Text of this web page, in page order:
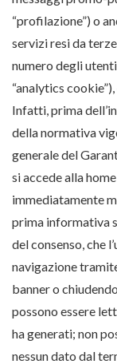
“profilazione”) o
servizi resi da
numero degli
“analytics
Infatti, prima
della normativa
generale del
si accede alla
immediatamente
prima informativa
del consenso, che
navigazione
banner o
possono essere
ha generati; non
nessun dato dal